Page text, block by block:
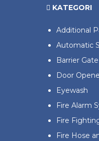
KATEGORI
Additional
Automatic
Barrier
Door
Eyewash
Fire Alarm
Fire
Fire Hose